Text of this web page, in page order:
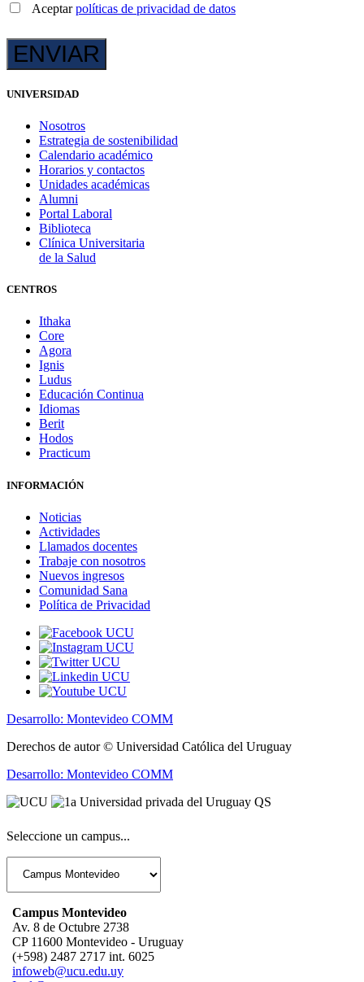
Aceptarpolíticas de privacidad de datos
UNIVERSIDAD
Nosotros
Estrategia de sostenibilidad
Calendario académico
Horarios y contactos
Unidades académicas
Alumni
Portal Laboral
Biblioteca
Clínica Universitaria
de la Salud
CENTROS
Ithaka
Core
Agora
Ignis
Ludus
Educación Continua
Idiomas
Berit
Hodos
Practicum
INFORMACIÓN
Noticias
Actividades
Llamados docentes
Trabaje con nosotros
Nuevos ingresos
Comunidad Sana
Política de Privacidad
Desarrollo: Montevideo COMM
Derechos de autor © Universidad Católica del Uruguay
Desarrollo: Montevideo COMM
Seleccione un campus...
Campus Montevideo
Av. 8 de Octubre 2738
CP 11600 Montevideo - Uruguay
(+598) 2487 2717 int. 6025
infoweb@ucu.edu.uy